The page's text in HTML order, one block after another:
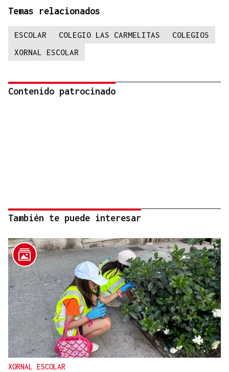
Temas relacionados
ESCOLAR COLEGIO LAS CARMELITAS
COLEGIOS
XORNAL ESCOLAR
Contenido patrocinado
También te puede interesar
XORNAL ESCOLAR